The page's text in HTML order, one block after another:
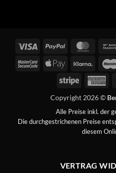
Visa PayPal
MasterCardApple
Klarna
Stripe
Copyright 2026 ©
Alle Preise inkl. der
Die durchgestrichenen Preise
diesem
VERTRAG